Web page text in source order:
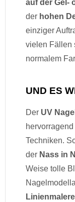
auf der Gel-
der hohen
einziger
vielen Fällen
normalem
UND ES
Der UV
Techniken.
der Nass in
Weise tolle